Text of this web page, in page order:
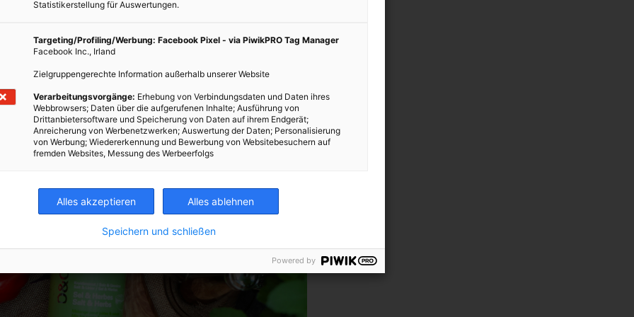
unser Körper auch Omega-6-Fettsäuren, um seine
zu können. Omega-6-Fettsäuren sind in Getreide- und
Durch eine fleischlastige Ernährung nehmen wir oft mehr
3, wodurch das Wohlbefinden und die Gesundheit leiden.
6 zu Omega-3-Fettsäuren sollte in etwa bei 5:1 liegen.
Statistikerstellung für Auswertungen.
Targeting/Profiling/Werbung: Facebook Pixel - via PiwikPRO Tag Manager
Facebook Inc., Irland
Zielgruppengerechte Information außerhalb unserer Website
Verarbeitungsvorgänge: Erhebung von Verbindungsdaten und Daten ihres
Webbrowsers; Daten über die aufgerufenen Inhalte; Ausführung von
Drittanbietersoftware und Speicherung von Daten auf ihrem Endgerät;
Anreicherung von Werbenetzwerken; Auswertung der Daten; Personalisierung
von Werbung; Wiedererkennung und Bewerbung von Websitebesuchern auf
fremden Websites, Messung des Werbeerfolgs
Alles akzeptieren Alles ablehnen
Speichern und schließen
Powered by